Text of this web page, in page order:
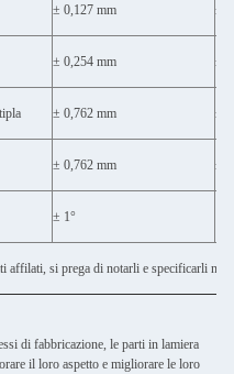
± 0,127 mm ±
± 0,254 mm ±
± 0,762 mm ±
± 0,762 mm ±
± 1°
affilati, si prega di notarli e specificarli nel
di fabbricazione, le parti in lamiera
il loro aspetto e migliorare le loro